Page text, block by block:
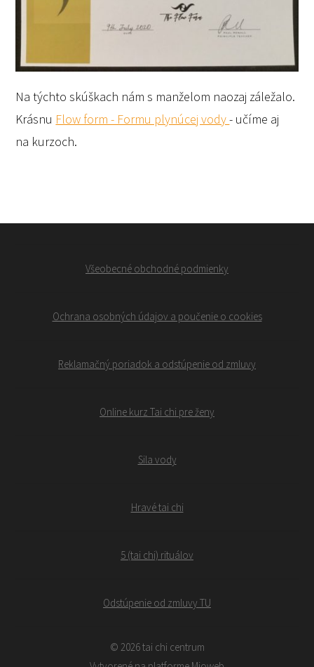
Na týchto skúškach nám s manželom naozaj záležalo.
Krásnu Flow form - Formu plynúcej vody- učíme aj
na kurzoch.
Všeobecné obchodné podmienky
Ochrana osobných údajov a poučenie o cookies
Reklamačný poriadok a odstúpenie od zmluvy
Online kurz Tai chi pre ženy
Sila vody
Hravé tai chi
5 (tai chi) rituálov
Odstúpenie od zmluvy TU
© 2026 tai chi centrum